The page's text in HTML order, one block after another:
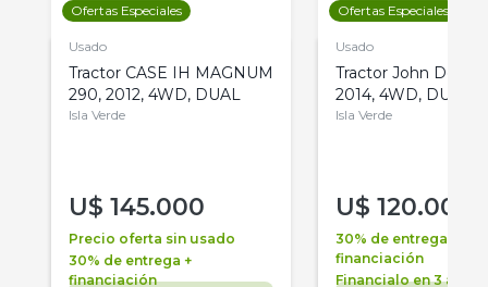
Ofertas Especiales
Usado
Tractor CASE IH MAGNUM
290, 2012, 4WD, DUAL
Isla Verde
U$ 145.000
Precio oferta sin usado
30% de entrega +
financiación
Ofertas Especiales
Usado
Tractor John Deere
2014, 4WD, DUAL
Isla Verde
U$ 120.000
30% de entrega +
financiación
Financialo en 3 años